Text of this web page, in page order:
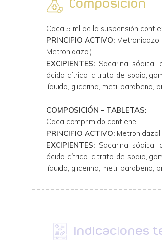
Composición
Cada 5 ml de la suspensión
PRINCIPIO ACTIVO:
Metronidazol).
EXCIPIENTES: Sacarina sódica,
ácido cítrico, citrato de sodio,
líquido, glicerina, metil parabeno,
COMPOSICIÓN – TABLETAS:
Cada comprimido contiene:
PRINCIPIO ACTIVO:
EXCIPIENTES: Sacarina sódica,
ácido cítrico, citrato de sodio,
líquido, glicerina, metil parabeno,
Indicaciones